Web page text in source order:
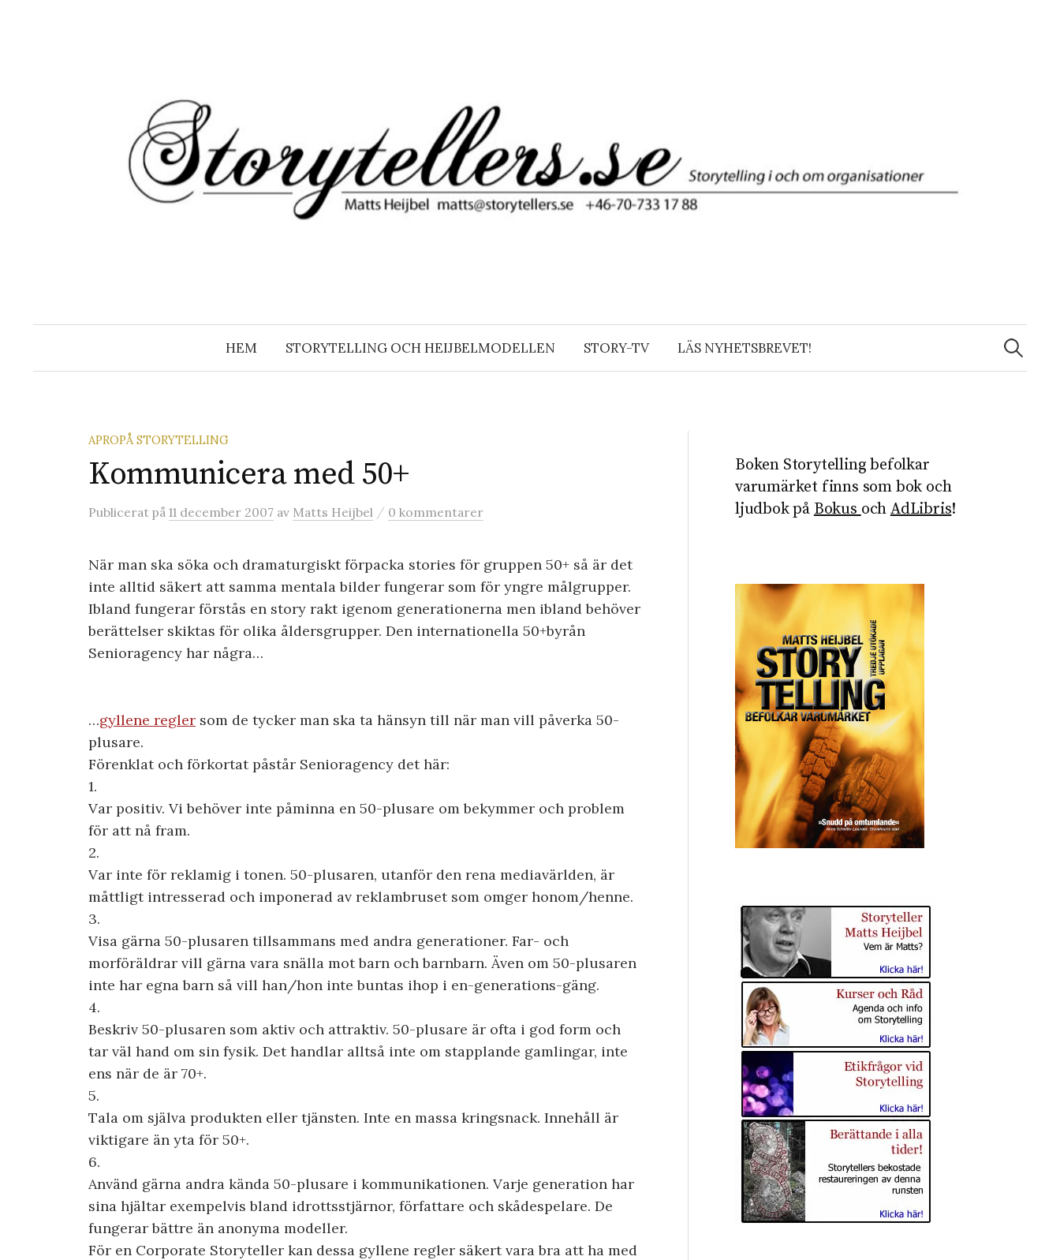
HEM STORYTELLING OCH HEIJBELMODELLEN STORY-TV LÄS NYHETSBREVET!
Sök
efter:
APROPÅ STORYTELLING
Kommunicera med 50+
Publicerat på 11 december 2007 av Matts Heijbel / 0 kommentarer
När man ska söka och dramaturgiskt förpacka stories för gruppen 50+ så är det
inte alltid säkert att samma mentala bilder fungerar som för yngre målgrupper.
Ibland fungerar förstås en story rakt igenom generationerna men ibland behöver
berättelser skiktas för olika åldersgrupper. Den internationella 50+byrån
Senioragency har några…
…gyllene regler som de tycker man ska ta hänsyn till när man vill påverka 50-
plusare.
Förenklat och förkortat påstår Senioragency det här:
1.
Var positiv. Vi behöver inte påminna en 50-plusare om bekymmer och problem
för att nå fram.
2.
Var inte för reklamig i tonen. 50-plusaren, utanför den rena mediavärlden, är
måttligt intresserad och imponerad av reklambruset som omger honom/henne.
3.
Visa gärna 50-plusaren tillsammans med andra generationer. Far- och
morföräldrar vill gärna vara snälla mot barn och barnbarn. Även om 50-plusaren
inte har egna barn så vill han/hon inte buntas ihop i en-generations-gäng.
4.
Beskriv 50-plusaren som aktiv och attraktiv. 50-plusare är ofta i god form och
tar väl hand om sin fysik. Det handlar alltså inte om stapplande gamlingar, inte
ens när de är 70+.
5.
Tala om själva produkten eller tjänsten. Inte en massa kringsnack. Innehåll är
viktigare än yta för 50+.
6.
Använd gärna andra kända 50-plusare i kommunikationen. Varje generation har
sina hjältar exempelvis bland idrottsstjärnor, författare och skådespelare. De
fungerar bättre än anonyma modeller.
För en Corporate Storyteller kan dessa gyllene regler säkert vara bra att ha med
Boken Storytelling befolkar
varumärket finns som bok och
ljudbok påBokusoch AdLibris!